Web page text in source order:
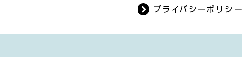
プライバシーポリシー